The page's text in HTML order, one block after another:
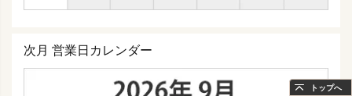
次月 営業日カレンダー
トップへ